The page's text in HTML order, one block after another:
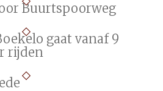
Buurtspoorweg
gaat vanaf 9
rijden